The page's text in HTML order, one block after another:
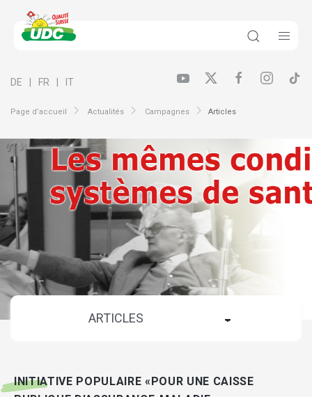
Page d’accueil Actualités Campagnes Articles
DE FR IT
INITIATIVE POPULAIRE «POUR UNE CAISSE